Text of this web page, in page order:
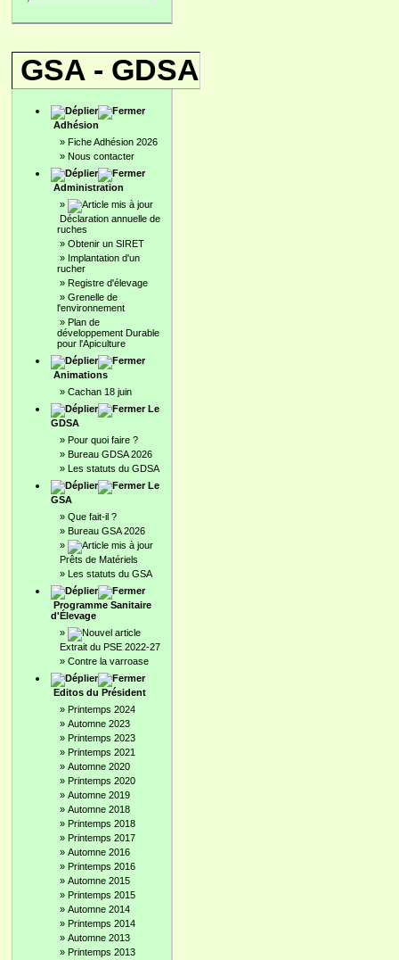
GSA - GDSA
Adhésion
» Fiche Adhésion 2026
» Nous contacter
Administration
»
Déclaration annuelle de
ruches
» Obtenir un SIRET
» Implantation d'un
rucher
» Registre d'élevage
» Grenelle de
l'environnement
» Plan de
développement Durable
pour l'Apiculture
Animations
» Cachan 18 juin
Le
GDSA
» Pour quoi faire ?
» Bureau GDSA 2026
» Les statuts du GDSA
Le
GSA
» Que fait-il ?
» Bureau GSA 2026
»
Prêts de Matériels
» Les statuts du GSA
Programme Sanitaire
d'Élevage
»
Extrait du PSE 2022-27
» Contre la varroase
Editos du Président
» Printemps 2024
» Automne 2023
» Printemps 2023
» Printemps 2021
» Automne 2020
» Printemps 2020
» Automne 2019
» Automne 2018
» Printemps 2018
» Printemps 2017
» Automne 2016
» Printemps 2016
» Automne 2015
» Printemps 2015
» Automne 2014
» Printemps 2014
» Automne 2013
» Printemps 2013